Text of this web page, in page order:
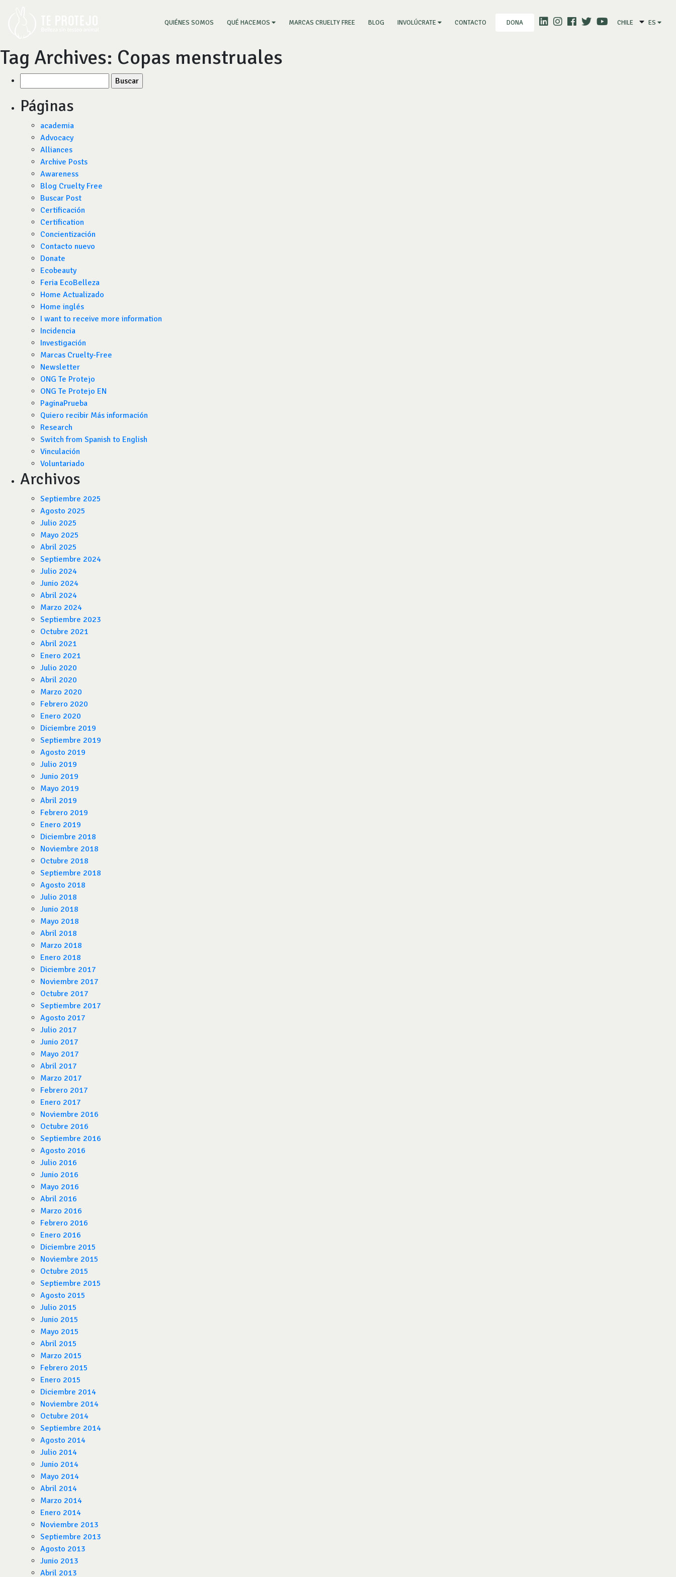
QUIÉNES SOMOS (CURRENT)
QUÉ HACEMOS MARCAS CRUELTY FREE BLOG INVOLÚCRATE CONTACTO DONA CHILE ES
Tag Archives: Copas menstruales
por:
Páginas
academia
Advocacy
Alliances
Archive Posts
Awareness
Blog Cruelty Free
Buscar Post
Certificación
Certification
Concientización
Contacto nuevo
Donate
Ecobeauty
Feria EcoBelleza
Home Actualizado
Home inglés
I want to receive more information
Incidencia
Investigación
Marcas Cruelty-Free
Newsletter
ONG Te Protejo
ONG Te Protejo EN
PaginaPrueba
Quiero recibir Más información
Research
Switch from Spanish to English
Vinculación
Voluntariado
Archivos
Septiembre 2025
Agosto 2025
Julio 2025
Mayo 2025
Abril 2025
Septiembre 2024
Julio 2024
Junio 2024
Abril 2024
Marzo 2024
Septiembre 2023
Octubre 2021
Abril 2021
Enero 2021
Julio 2020
Abril 2020
Marzo 2020
Febrero 2020
Enero 2020
Diciembre 2019
Septiembre 2019
Agosto 2019
Julio 2019
Junio 2019
Mayo 2019
Abril 2019
Febrero 2019
Enero 2019
Diciembre 2018
Noviembre 2018
Octubre 2018
Septiembre 2018
Agosto 2018
Julio 2018
Junio 2018
Mayo 2018
Abril 2018
Marzo 2018
Enero 2018
Diciembre 2017
Noviembre 2017
Octubre 2017
Septiembre 2017
Agosto 2017
Julio 2017
Junio 2017
Mayo 2017
Abril 2017
Marzo 2017
Febrero 2017
Enero 2017
Noviembre 2016
Octubre 2016
Septiembre 2016
Agosto 2016
Julio 2016
Junio 2016
Mayo 2016
Abril 2016
Marzo 2016
Febrero 2016
Enero 2016
Diciembre 2015
Noviembre 2015
Octubre 2015
Septiembre 2015
Agosto 2015
Julio 2015
Junio 2015
Mayo 2015
Abril 2015
Marzo 2015
Febrero 2015
Enero 2015
Diciembre 2014
Noviembre 2014
Octubre 2014
Septiembre 2014
Agosto 2014
Julio 2014
Junio 2014
Mayo 2014
Abril 2014
Marzo 2014
Enero 2014
Noviembre 2013
Septiembre 2013
Agosto 2013
Junio 2013
Abril 2013